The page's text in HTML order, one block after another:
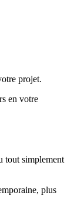
projet.
en votre
tout simplement
plus